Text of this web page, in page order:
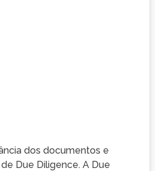
dos documentos e
Due Diligence. A Due